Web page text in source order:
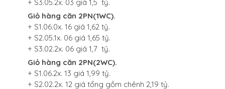
+ S3.05.2x. 03 giá 1,5 tỷ.
Giỏ hàng căn 2PN(1WC).
+ S1.06.0x. 16 giá 1,62 tỷ.
+ S2.05.1x. 06 giá 1,65 tỷ.
+ S3.02.2x. 06 giá 1,7 tỷ.
Giỏ hàng căn 2PN(2WC).
+ S1.06.2x. 13 giá 1,99 tỷ.
+ S2.02.2x. 12 giá tổng gồm chênh 2,19 tỷ.